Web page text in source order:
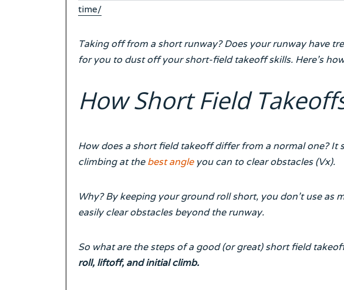
time/
Taking off from a short runway? Does your runway have
for you to dust off your short-field takeoff skills. Here’s
How Short Field
How does a short field takeoff differ from a normal one? It
climbing at thebest angleyou can to clear obstacles (Vx).
Why? By keeping your ground roll short, you don’t use as
easily clear obstacles beyond the runway.
So what are the steps of a good (or great) short field
roll, liftoff, and initial climb.